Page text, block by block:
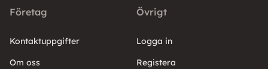
Företag
Kontaktuppgifter
Om oss
Övrigt
Logga in
Registera